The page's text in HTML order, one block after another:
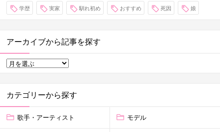
学歴 実家 馴れ初め おすすめ 死因 娘
アーカイブから記事を探す
カテゴリーから探す
歌手・アーティスト モデル